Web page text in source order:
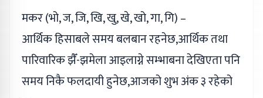
मकर (भो, ज, जि, खि, खु, खे, खो, गा, गि) –
आर्थिक हिसाबले समय बलबान रहनेछ,आर्थिक तथा
पारिवारिक झैँ-झमेला आइलाग्ने सम्भाबना देखिएता पनि
समय निकै फलदायी हुनेछ,आजको शुभ अंक ३ रहेको